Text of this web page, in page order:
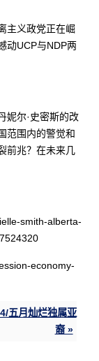
主义政党正在崛
动UCP与NDP两
妮尔·史密斯的改
范围内的警觉和
前兆？在未来几
smith-alberta-
economy-
五月灿烂独属亚
裔 »